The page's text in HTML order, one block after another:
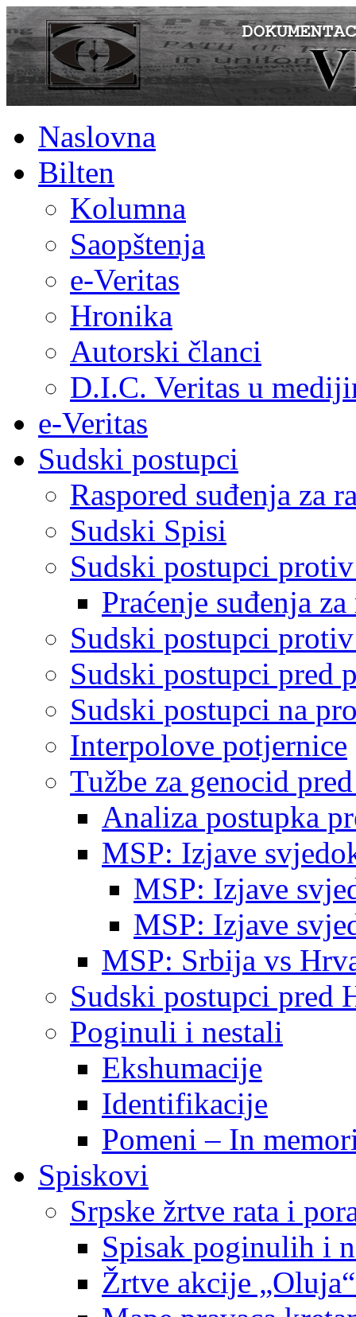
Naslovna
Bilten
Kolumna
Saopštenja
e-Veritas
Hronika
Autorski članci
D.I.C. Veritas u
e-Veritas
Sudski postupci
Raspored suđenja za
Sudski Spisi
Sudski postupci
Praćenje suđenja
Sudski postupci
Sudski postupci pred
Sudski postupci na
Interpolove potjernice
Tužbe za genocid
Analiza postupka
MSP: Izjave
MSP: Izjave
MSP: Izjave
MSP: Srbija vs
Sudski postupci pred
Poginuli i nestali
Ekshumacije
Identifikacije
Pomeni – In
Spiskovi
Srpske žrtve rata i
Spisak poginulih i
Žrtve akcije